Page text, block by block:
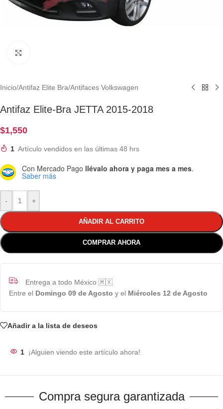
Inicio/Antifaz Elite Bra/Antifaces Volkswagen
Antifaz Elite-Bra JETTA 2015-2018
$1,550
1 Artículo vendidos en las últimas 48 hrs
Con Mercado Pago llévalo ahora y paga mes a mes.
Saber más
- +
AÑADIR AL CARRITO
COMPRAR AHORA
Entrega a todo México 🇲🇽
Entre el Domingo 09 de Agosto y el Miércoles 12 de Agosto
Añadir a la lista de deseos
1 ¡Alguien viendo este artículo ahora!
Compra segura garantizada